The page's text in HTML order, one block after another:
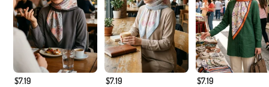
$7.19 $7.19 $7.19